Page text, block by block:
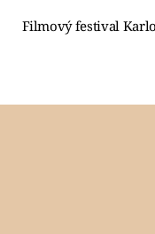
Filmový festival